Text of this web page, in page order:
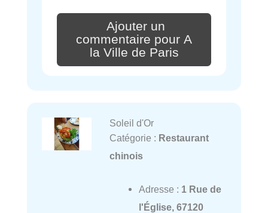
Ajouter un
commentaire pour A
la Ville de Paris
Soleil d'Or
Catégorie : Restaurant
chinois
Adresse : 1 Rue de
l'Église, 67120